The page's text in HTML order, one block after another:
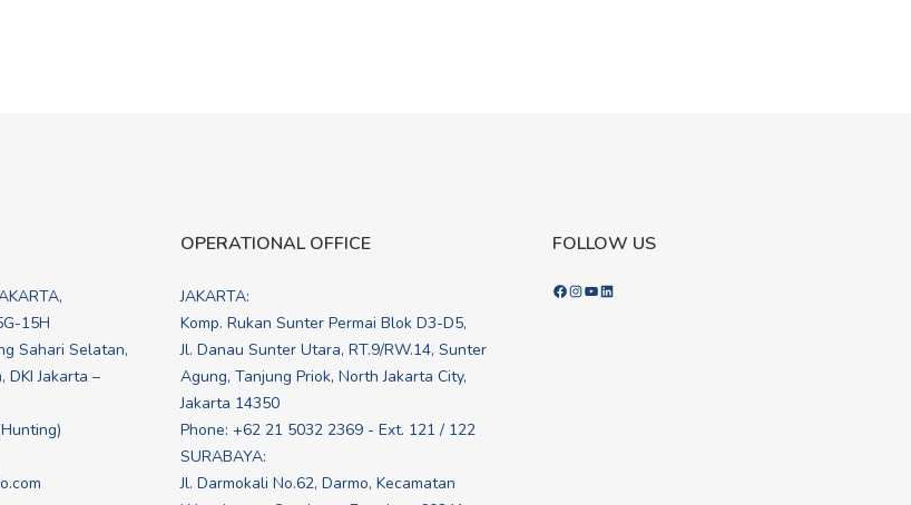
15H
Sahari Selatan,
DKI Jakarta –
OPERATIONAL OFFICE
JAKARTA:
Komp. Rukan Sunter Permai Blok D3-D5,
Jl. Danau Sunter Utara, RT.9/RW.14, Sunter
Agung, Tanjung Priok, North Jakarta City,
Jakarta 14350
Phone: +62 21 5032 2369 - Ext. 121 / 122
SURABAYA:
Jl. Darmokali No.62, Darmo, Kecamatan
FOLLOW US
Facebook
Instagram
YouTube
LinkedIn